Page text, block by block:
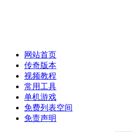
网站首页
传奇版本
视频教程
常用工具
单机游戏
免费列表空间
免责声明